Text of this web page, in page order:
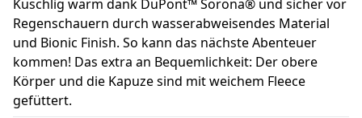
Kuschlig warm dank DuPont™ Sorona® und sicher vor
Regenschauern durch wasserabweisendes Material
und Bionic Finish. So kann das nächste Abenteuer
kommen! Das extra an Bequemlichkeit: Der obere
Körper und die Kapuze sind mit weichem Fleece
gefüttert.